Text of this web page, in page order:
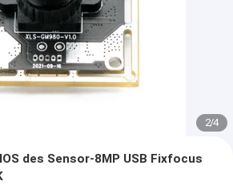
2/4
des Sensor-8MP USB Fixfocus